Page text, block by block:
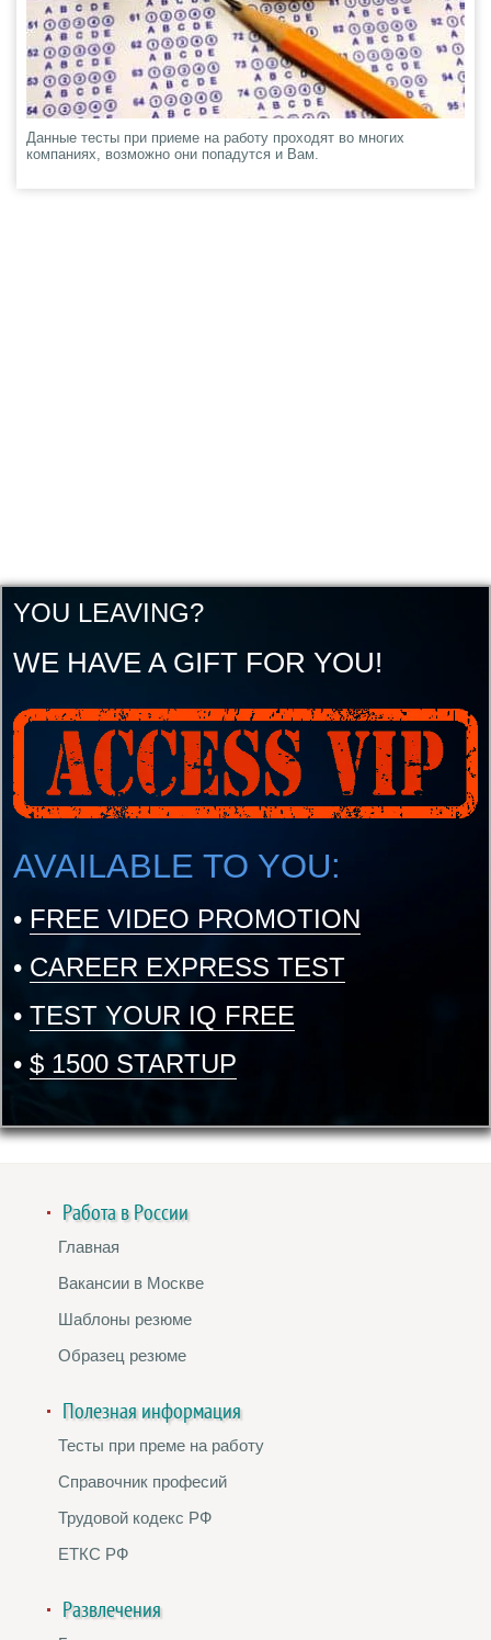
Данные тесты при приеме на работу проходят во многих
компаниях, возможно они попадутся и Вам.
YOU LEAVING?
WE HAVE A GIFT FOR YOU!
AVAILABLE TO YOU:
• FREE VIDEO PROMOTION
• CAREER EXPRESS TEST
• TEST YOUR IQ FREE
• $ 1500 STARTUP
Работа в России
Главная
Вакансии в Москве
Шаблоны резюме
Образец резюме
Полезная информация
Тесты при преме на работу
Справочник професий
Трудовой кодекс РФ
ЕТКС РФ
Развлечения